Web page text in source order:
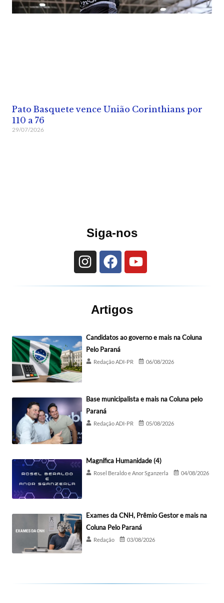
Pato Basquete vence União Corinthians por
110 a 76
29/07/2026
Siga-nos
Artigos
Candidatos ao governo e mais na Coluna
Pelo Paraná
Redação ADI-PR 06/08/2026
Base municipalista e mais na Coluna pelo
Paraná
Redação ADI-PR 05/08/2026
Magnífica Humanidade (4)
Rosel Beraldo e Anor Sganzerla 04/08/2026
Exames da CNH, Prêmio Gestor e mais na
Coluna Pelo Paraná
Redação 03/08/2026